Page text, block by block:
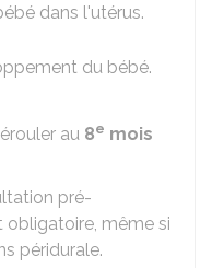
dans l'utérus.
du bébé.
au 8e mois
pré-
obligatoire, même si
péridurale.